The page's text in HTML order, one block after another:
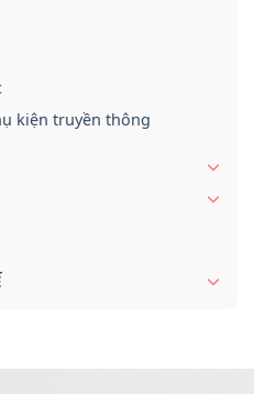
kiện truyền thông